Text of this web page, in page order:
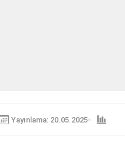
Yayınlama: 20.05.2025